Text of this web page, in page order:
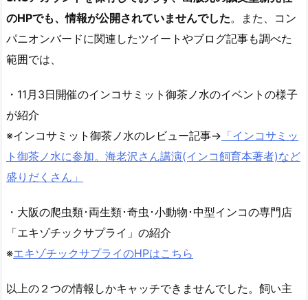
のHPでも、情報が公開されていませんでした。また、コン
パニオンバードに関連したツイートやブログ記事も調べた
範囲では、
・11月3日開催のインコサミット御茶ノ水のイベントの様子
が紹介
※インコサミット御茶ノ水のレビュー記事→ 「インコサミッ
ト御茶ノ水に参加。海老沢さん講演(インコ飼育本著者)など
盛りだくさん」
・大阪の爬虫類･両生類･奇虫･小動物･中型インコの専門店
「エキゾチックサプライ」の紹介
※エキゾチックサプライのHPはこちら
以上の２つの情報しかキャッチできませんでした。飼い主